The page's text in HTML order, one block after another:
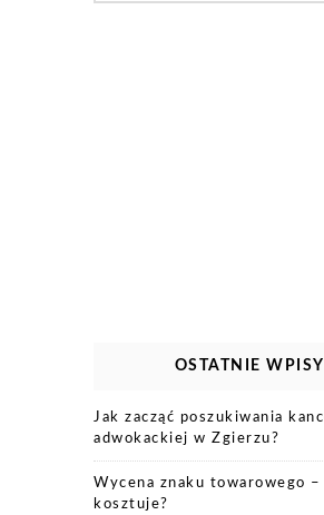
OSTATNIE WPISY
Jak zacząć poszukiwania
adwokackiej w Zgierzu?
Wycena znaku towarowego
kosztuje?